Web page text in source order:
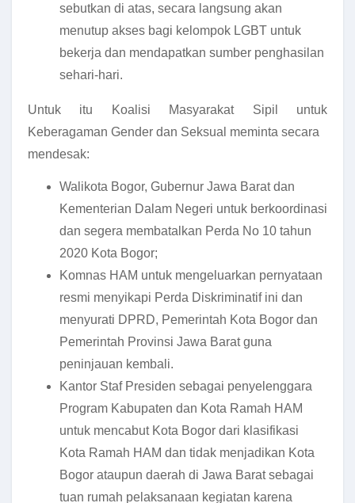
sebutkan di atas, secara langsung akan
menutup akses bagi kelompok LGBT untuk
bekerja dan mendapatkan sumber penghasilan
sehari-hari.
Untuk itu Koalisi Masyarakat Sipil untuk
Keberagaman Gender dan Seksual meminta secara
mendesak:
Walikota Bogor, Gubernur Jawa Barat dan
Kementerian Dalam Negeri untuk berkoordinasi
dan segera membatalkan Perda No 10 tahun
2020 Kota Bogor;
Komnas HAM untuk mengeluarkan pernyataan
resmi menyikapi Perda Diskriminatif ini dan
menyurati DPRD, Pemerintah Kota Bogor dan
Pemerintah Provinsi Jawa Barat guna
peninjauan kembali.
Kantor Staf Presiden sebagai penyelenggara
Program Kabupaten dan Kota Ramah HAM
untuk mencabut Kota Bogor dari klasifikasi
Kota Ramah HAM dan tidak menjadikan Kota
Bogor ataupun daerah di Jawa Barat sebagai
tuan rumah pelaksanaan kegiatan karena